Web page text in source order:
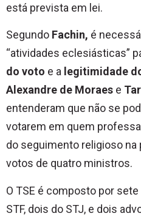
está prevista em lei.
Segundo Fachin, é
“atividades eclesiásticas”
do voto e a legitimidade
Alexandre de Moraes e
entenderam que não se
votarem em quem
do seguimento religioso na
votos de quatro ministros.
O TSE é composto por
STF, dois do STJ, e dois